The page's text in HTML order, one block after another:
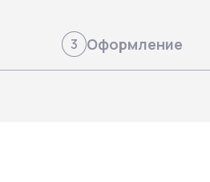
3 Оформление